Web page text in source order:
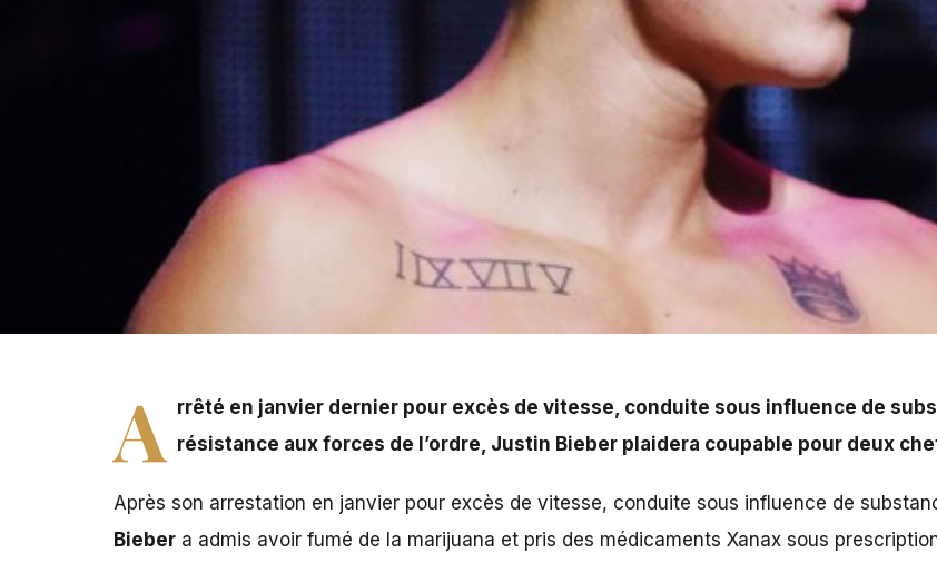
A rrêté en janvier dernier pour excès de vitesse, conduite sous influence de
résistance aux forces de l’ordre, Justin Bieber plaidera coupable pour deux
Après son arrestation en janvier pour excès de vitesse, conduite sous influence de
Bieber a admis avoir fumé de la marijuana et pris des médicaments Xanax sous